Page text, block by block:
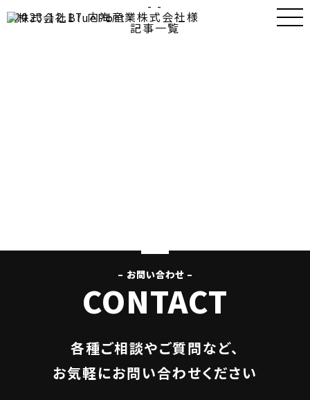
- -
2023.12.17内海産業株式会社様
記事一覧
– お問い合わせ –
CONTACT
各種ご相談やご質問など、
お気軽にお問い合わせください